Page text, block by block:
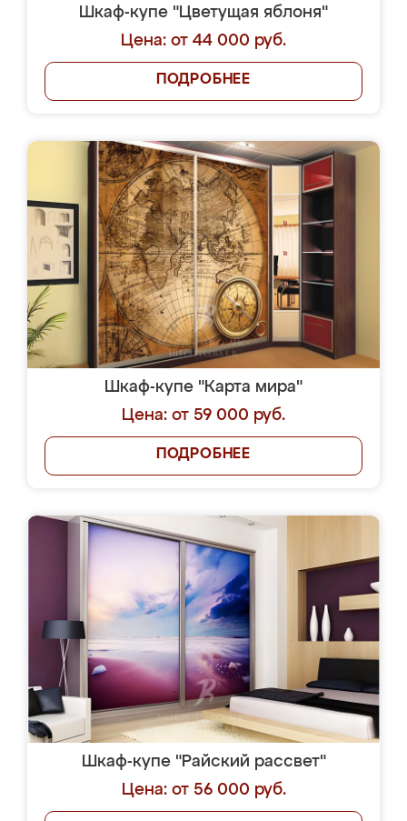
Шкаф-купе "Цветущая яблоня"
Цена: от 44 000 руб.
ПОДРОБНЕЕ
Шкаф-купе "Карта мира"
Цена: от 59 000 руб.
ПОДРОБНЕЕ
Шкаф-купе "Райский рассвет"
Цена: от 56 000 руб.